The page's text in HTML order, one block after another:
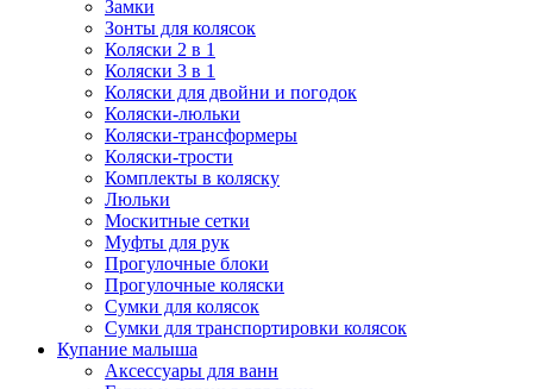
Замки
Зонты для колясок
Коляски 2 в 1
Коляски 3 в 1
Коляски для двойни и погодок
Коляски-люльки
Коляски-трансформеры
Коляски-трости
Комплекты в коляску
Люльки
Москитные сетки
Муфты для рук
Прогулочные блоки
Прогулочные коляски
Сумки для колясок
Сумки для транспортировки колясок
Купание малыша
Аксессуары для ванн